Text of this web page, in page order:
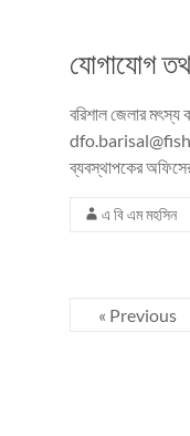
যোগাযোগ
বরিশাল জেলার মৎস্য
ব্যবস্থাপকের
এ বি এম মহসিন
« Previous